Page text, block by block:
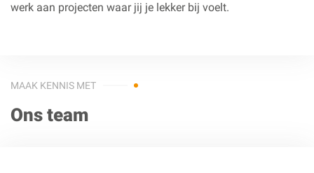
werk aan projecten waar jij je lekker bij voelt.
MAAK KENNIS MET
Ons team